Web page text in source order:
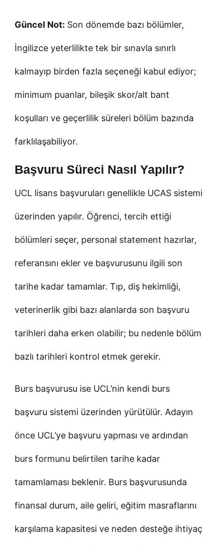
Güncel Not: Son dönemde bazı bölümler,
İngilizce yeterlilikte tek bir sınavla sınırlı
kalmayıp birden fazla seçeneği kabul ediyor;
minimum puanlar, bileşik skor/alt bant
koşulları ve geçerlilik süreleri bölüm bazında
farklılaşabiliyor.
Başvuru Süreci Nasıl Yapılır?
UCL lisans başvuruları genellikle UCAS sistemi
üzerinden yapılır. Öğrenci, tercih ettiği
bölümleri seçer, personal statement hazırlar,
referansını ekler ve başvurusunu ilgili son
tarihe kadar tamamlar. Tıp, diş hekimliği,
veterinerlik gibi bazı alanlarda son başvuru
tarihleri daha erken olabilir; bu nedenle bölüm
bazlı tarihleri kontrol etmek gerekir.
Burs başvurusu ise UCL’nin kendi burs
başvuru sistemi üzerinden yürütülür. Adayın
önce UCL’ye başvuru yapması ve ardından
burs formunu belirtilen tarihe kadar
tamamlaması beklenir. Burs başvurusunda
finansal durum, aile geliri, eğitim masraflarını
karşılama kapasitesi ve neden desteğe ihtiyaç